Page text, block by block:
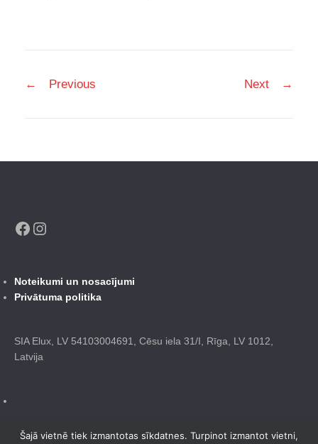
navigation
← Previous Next →
Facebook
Noteikumi un nosacījumi
Privātuma politika
SIA Elux, LV 54103004691, Cēsu iela 31/I, Rīga, LV 1012,
Latvija
Šajā vietnē tiek izmantotas sīkdatnes. Turpinot izmantot vietni,